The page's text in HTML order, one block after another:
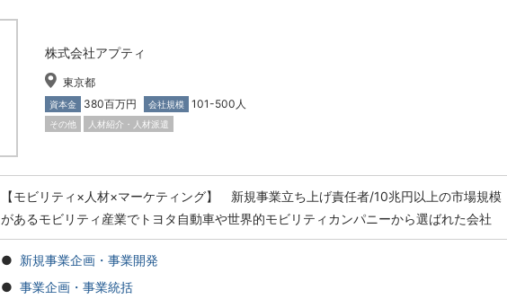
株式会社アプティ
東京都
資本金 380百万円 会社規模 101-500人
その他 人材紹介・人材派遣
【モビリティ×人材×マーケティング】 新規事業立ち上げ責任者/10兆円以上の市場規模
があるモビリティ産業でトヨタ自動車や世界的モビリティカンパニーから選ばれた会社
新規事業企画・事業開発
事業企画・事業統括